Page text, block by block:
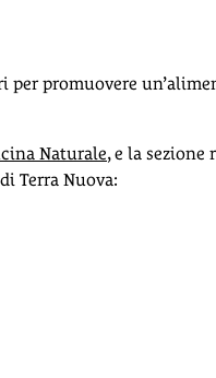
promuovere
Naturale, e la
Terra Nuova: